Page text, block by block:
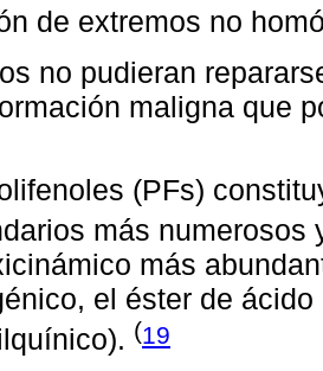
de extremos no
no pudieran
maligna que
(PFs)
más
más
el éster de
(19